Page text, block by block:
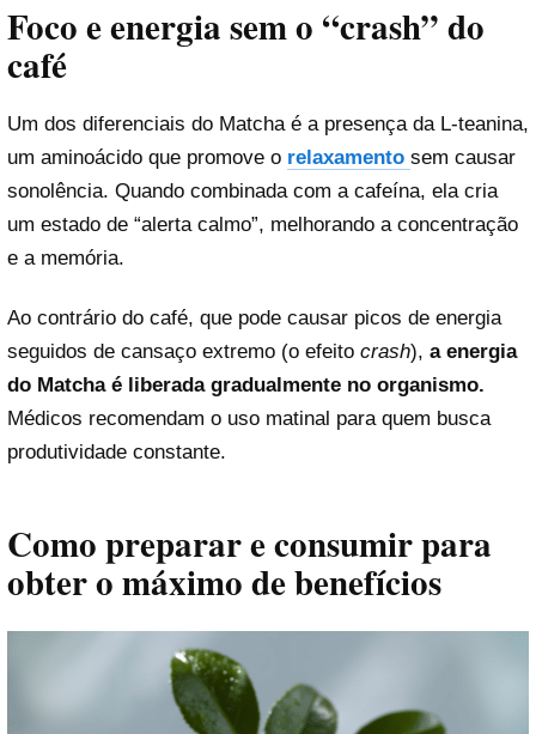
Foco e energia sem o “crash” do
café
Um dos diferenciais do Matcha é a presença da L-teanina,
um aminoácido que promove o relaxamento sem causar
sonolência. Quando combinada com a cafeína, ela cria
um estado de “alerta calmo”, melhorando a concentração
e a memória.
Ao contrário do café, que pode causar picos de energia
seguidos de cansaço extremo (o efeito crash), a energia
do Matcha é liberada gradualmente no organismo.
Médicos recomendam o uso matinal para quem busca
produtividade constante.
Como preparar e consumir para
obter o máximo de benefícios